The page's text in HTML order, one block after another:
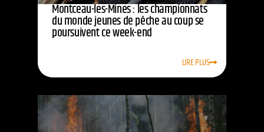
Montceau-les-Mines : les championnats
du monde jeunes de pêche au coup se
poursuivent ce week-end
LIRE PLUS